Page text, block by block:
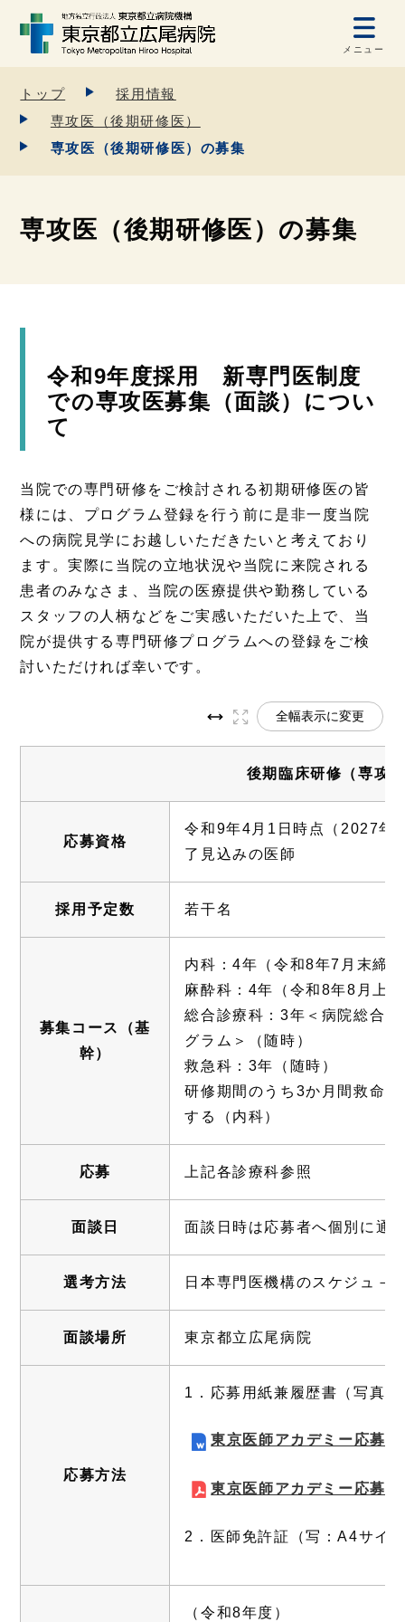
メニュー
トップ
採用情報
専攻医（後期研修医）
専攻医（後期研修医）の募集
専攻医（後期研修医）の募集
令和9年度採用 新専門医制度
での専攻医募集（面談）につい
て
当院での専門研修をご検討される初期研修医の皆
様には、プログラム登録を行う前に是非一度当院
への病院見学にお越しいただきたいと考えており
ます。実際に当院の立地状況や当院に来院される
患者のみなさま、当院の医療提供や勤務している
スタッフの人柄などをご実感いただいた上で、当
院が提供する専門研修プログラムへの登録をご検
討いただければ幸いです。
全幅表示に変更
後期臨床研修（専攻
応募資格
令和9年4月1日時点（2027年
了見込みの医師
採用予定数 若干名
募集コース（基
幹）
内科：4年（令和8年7月末締
麻酔科：4年（令和8年8月上
総合診療科：3年＜病院総合
グラム＞（随時）
救急科：3年（随時）
研修期間のうち3か月間救命
する（内科）
応募 上記各診療科参照
面談日 面談日時は応募者へ個別に通
選考方法 日本専門医機構のスケジュ－
面談場所 東京都立広尾病院
応募方法
1．応募用紙兼履歴書（写真
東京医師アカデミー応募
東京医師アカデミー応募
2．医師免許証（写：A4サイ
（令和8年度）